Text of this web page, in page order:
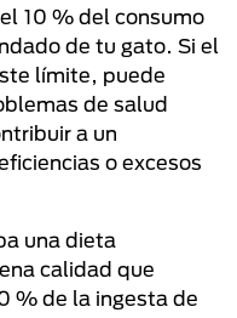
10 % del consumo
de tu gato. Si el
límite, puede
de salud
a un
o excesos
una dieta
calidad que
% de la ingesta de